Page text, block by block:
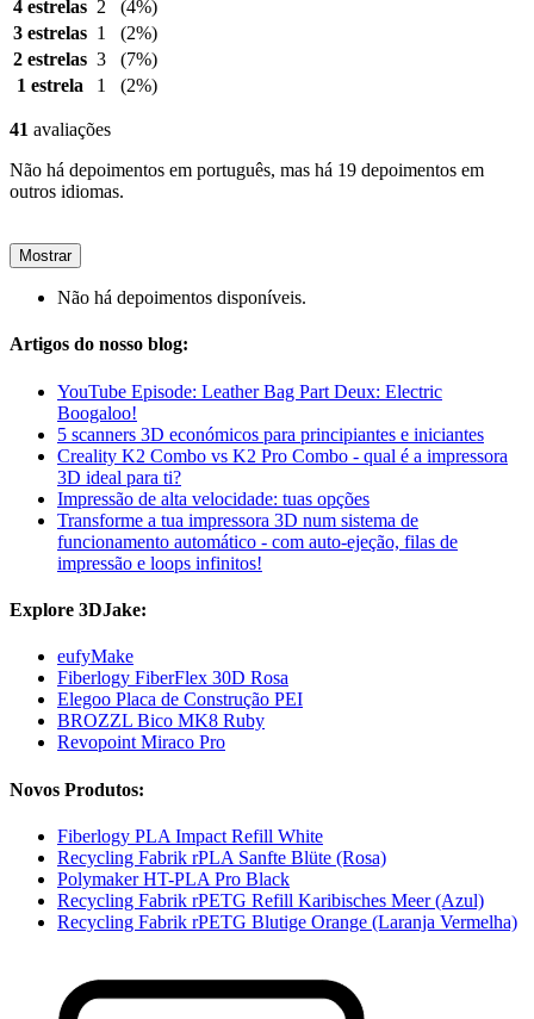
4 estrelas 2
(4%)
3 estrelas 1
(2%)
2 estrelas 3
(7%)
1 estrela
1 (2%)
41 avaliações
Não há depoimentos em português, mas há 19 depoimentos em
outros idiomas.
Mostrar
Não há depoimentos disponíveis.
Artigos do nosso blog:
YouTube Episode: Leather Bag Part Deux: Electric
Boogaloo!
5 scanners 3D económicos para principiantes e iniciantes
Creality K2 Combo vs K2 Pro Combo - qual é a impressora
3D ideal para ti?
Impressão de alta velocidade: tuas opções
Transforme a tua impressora 3D num sistema de
funcionamento automático - com auto-ejeção, filas de
impressão e loops infinitos!
Explore 3DJake:
eufyMake
Fiberlogy FiberFlex 30D Rosa
Elegoo Placa de Construção PEI
BROZZL Bico MK8 Ruby
Revopoint Miraco Pro
Novos Produtos:
Fiberlogy PLA Impact Refill White
Recycling Fabrik rPLA Sanfte Blüte (Rosa)
Polymaker HT-PLA Pro Black
Recycling Fabrik rPETG Refill Karibisches Meer (Azul)
Recycling Fabrik rPETG Blutige Orange (Laranja Vermelha)